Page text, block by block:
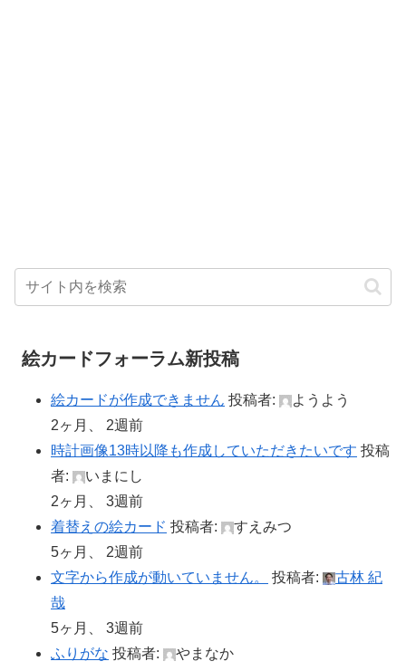
絵カードフォーラム新投稿
絵カードが作成できません 投稿者:
ようよう
2ヶ月、 2週前
時計画像13時以降も作成していただきたいです 投稿
者:
いまにし
2ヶ月、 3週前
着替えの絵カード 投稿者:
すえみつ
5ヶ月、 2週前
文字から作成が動いていません。
投稿者:
古林 紀
哉
5ヶ月、 3週前
ふりがな 投稿者:
やまなか